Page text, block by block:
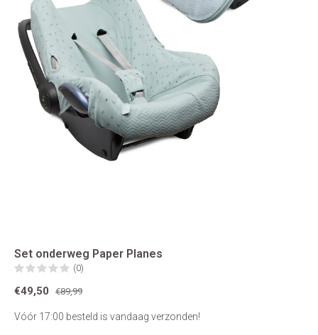
Set onderweg Paper Planes
(0)
€49,50 €89,99
Vóór 17:00 besteld is vandaag verzonden!